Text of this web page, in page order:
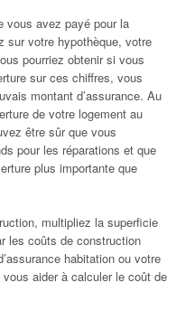
vous avez payé pour la
sur votre hypothèque, votre
pourriez obtenir si vous
sur ces chiffres, vous
montant d’assurance. Au
de votre logement au
être sûr que vous
pour les réparations et que
plus importante que
multipliez la superficie
les coûts de construction
habitation ou votre
aider à calculer le coût de